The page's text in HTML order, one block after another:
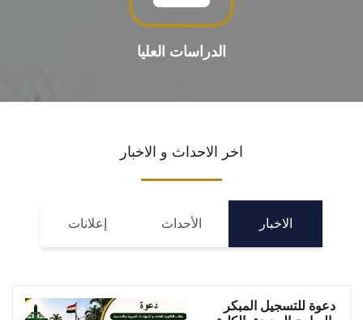
الدراسات العليا
اخر الاحداث و الاخبار
الاخبار الأحداث إعلانات
دعوة للتسجيل المبكر